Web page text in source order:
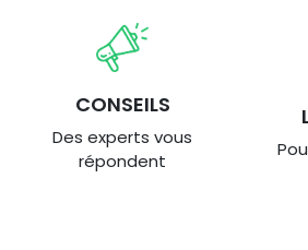
CONSEILS
Des experts vous
répondent